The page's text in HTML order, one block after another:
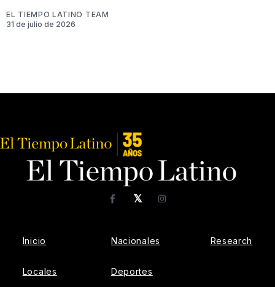
EL TIEMPO LATINO TEAM
31 de julio de 2026
𝕏
FacebookInstagram
Inicio
Locales
Nacionales
Deportes
Research